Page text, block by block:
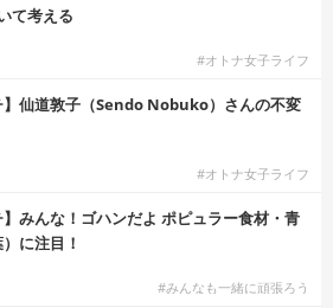
て考える
#オトナ女子ライフ
】仙道敦子（Sendo Nobuko）さんの不変
#オトナ女子ライフ
】みんな！ゴハンだよ ポピュラー食材・青
に注目！
#みんなも一緒に頑張ろう